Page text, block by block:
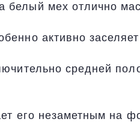
белый мех отлично
активно
средней
его незаметным на